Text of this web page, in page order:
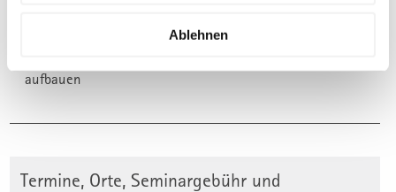
Ablehnen
Mit der Verdrängung leben
aufbauen
Termine, Orte, Seminargebühr und